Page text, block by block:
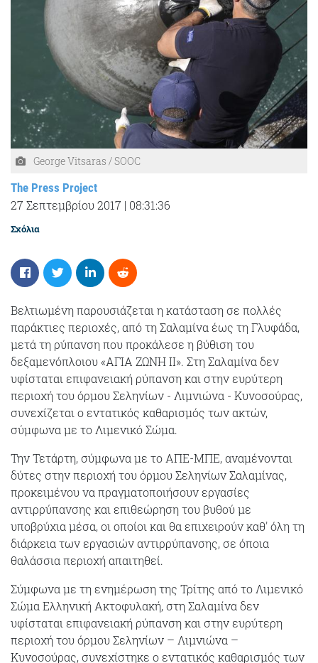
George Vitsaras / SOOC
The Press Project
27 Σεπτεμβρίου 2017 | 08:31:36
Σχόλια
Βελτιωμένη παρουσιάζεται η κατάσταση σε πολλές
παράκτιες περιοχές, από τη Σαλαμίνα έως τη Γλυφάδα,
μετά τη ρύπανση που προκάλεσε η βύθιση του
δεξαμενόπλοιου «ΑΓΙΑ ΖΩΝΗ ΙΙ». Στη Σαλαμίνα δεν
υφίσταται επιφανειακή ρύπανση και στην ευρύτερη
περιοχή του όρμου Σεληνίων - Λιμνιώνα - Κυνοσούρας,
συνεχίζεται ο εντατικός καθαρισμός των ακτών,
σύμφωνα με το Λιμενικό Σώμα.
Την Τετάρτη, σύμφωνα με το ΑΠΕ-ΜΠΕ, αναμένονται
δύτες στην περιοχή του όρμου Σεληνίων Σαλαμίνας,
προκειμένου να πραγματοποιήσουν εργασίες
αντιρρύπανσης και επιθεώρηση του βυθού με
υποβρύχια μέσα, οι οποίοι και θα επιχειρούν καθ' όλη τη
διάρκεια των εργασιών αντιρρύπανσης, σε όποια
θαλάσσια περιοχή απαιτηθεί.
Σύμφωνα με τη ενημέρωση της Τρίτης από το Λιμενικό
Σώμα Ελληνική Ακτοφυλακή, στη Σαλαμίνα δεν
υφίσταται επιφανειακή ρύπανση και στην ευρύτερη
περιοχή του όρμου Σεληνίων – Λιμνιώνα –
Κυνοσούρας, συνεχίστηκε ο εντατικός καθαρισμός των